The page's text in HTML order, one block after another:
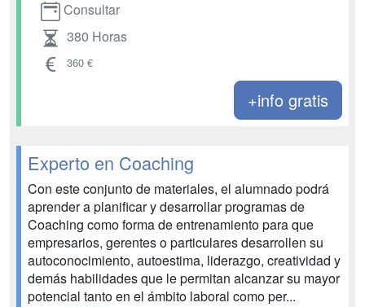
Consultar
380 Horas
360 €
+info gratis
Experto en Coaching
Con este conjunto de materiales, el alumnado podrá
aprender a planificar y desarrollar programas de
Coaching como forma de entrenamiento para que
empresarios, gerentes o particulares desarrollen su
autoconocimiento, autoestima, liderazgo, creatividad y
demás habilidades que le permitan alcanzar su mayor
potencial tanto en el ámbito laboral como per...